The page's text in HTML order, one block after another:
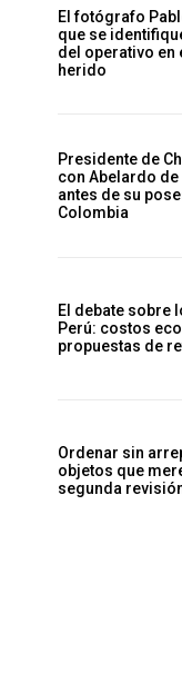
El fotógrafo
que se
del operativo en
herido
Presidente de
con Abelardo
antes de su
Colombia
El debate sobre
Perú: costos
propuestas de
Ordenar sin
objetos que
segunda